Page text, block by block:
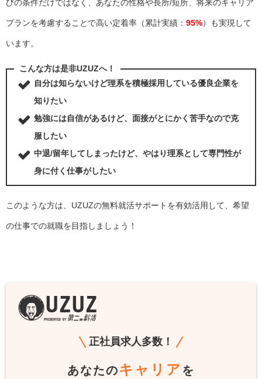
びの条件だけではなく、あなたの性格や長所/短所、将来のキャリア
プランを考慮することで高い定着率（累計実績： 95%）も実現して
います。
こんな方は是非UZUZへ！
自分は知らないけど理系を積極採用している優良企業を
知りたい
勉強には自信があるけど、面接がとにかく苦手なので克
服したい
中退/留年してしまったけど、やはり理系として専門性が
身に付く仕事がしたい
このような方は、UZUZの無料就活サポートを有効活用して、希望
の仕事での就職を目指しましょう！
正社員求人多数！
あなたのキャリア を